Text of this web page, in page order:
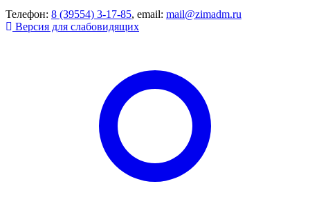
Телефон: 8 (39554) 3-17-85, email: mail@zimadm.ru
Версия для слабовидящих